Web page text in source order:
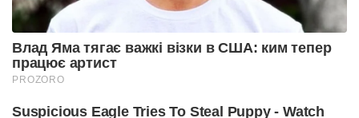
Влад Яма тягає важкі візки в США: ким тепер
працює артист
PROZORO
Suspicious Eagle Tries To Steal Puppy - Watch